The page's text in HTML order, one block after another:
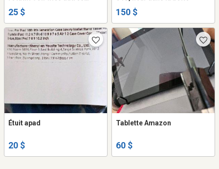
25 $ 150 $
Étuit apad
20 $
Tablette Amazon
60 $